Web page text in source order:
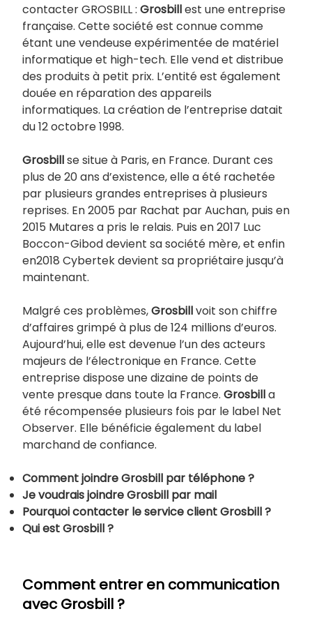
contacter GROSBILL : Grosbillest une entreprise
française. Cette société est connue comme
étant une vendeuse expérimentée de matériel
informatique et high-tech. Elle vend et distribue
des produits à petit prix. L’entité est également
douée en réparation des appareils
informatiques. La création de l’entreprise datait
du 12 octobre 1998.
Grosbillse situe à Paris, en France. Durant ces
plus de 20 ans d’existence, elle a été rachetée
par plusieurs grandes entreprises à plusieurs
reprises. En 2005 par Rachat par Auchan, puis en
2015 Mutares a pris le relais. Puis en 2017 Luc
Boccon-Gibod devient sa société mère, et enfin
en2018 Cybertek devient sa propriétaire jusqu’à
maintenant.
Malgré ces problèmes,Grosbillvoit son chiffre
d’affaires grimpé à plus de 124 millions d’euros.
Aujourd’hui, elle est devenue l’un des acteurs
majeurs de l’électronique en France. Cette
entreprise dispose une dizaine de points de
vente presque dans toute la France. Grosbilla
été récompensée plusieurs fois par le label Net
Observer. Elle bénéficie également du label
marchand de confiance.
Comment joindreGrosbill par téléphone ?
Je voudrais joindreGrosbill par mail
Pourquoi contacter le service clientGrosbill ?
Qui estGrosbill ?
Comment entrer en communication
avec Grosbill ?